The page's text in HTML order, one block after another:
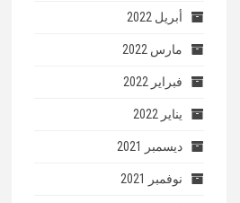
أبريل 2022
مارس 2022
فبراير 2022
يناير 2022
ديسمبر 2021
نوفمبر 2021